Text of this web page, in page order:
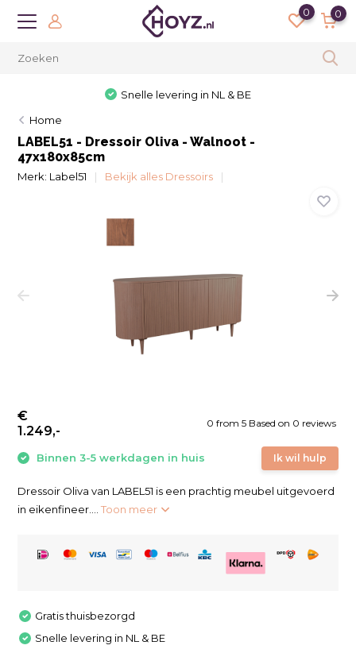
0 0
Snelle levering in NL & BE
Home
LABEL51 - Dressoir Oliva - Walnoot -
47x180x85cm
Merk: Label51 Bekijk alles Dressoirs
0 from 5 Based on 0 reviews
Ik wil hulp
€
1.249,-
Binnen 3-5 werkdagen in huis
Dressoir Oliva van LABEL51 is een prachtig meubel uitgevoerd
in eikenfineer....Toon meer
Gratis thuisbezorgd
Snelle levering in NL & BE